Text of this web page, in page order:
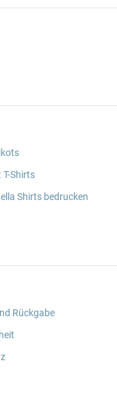
Shirts
Shirts bedrucken
Rückgabe